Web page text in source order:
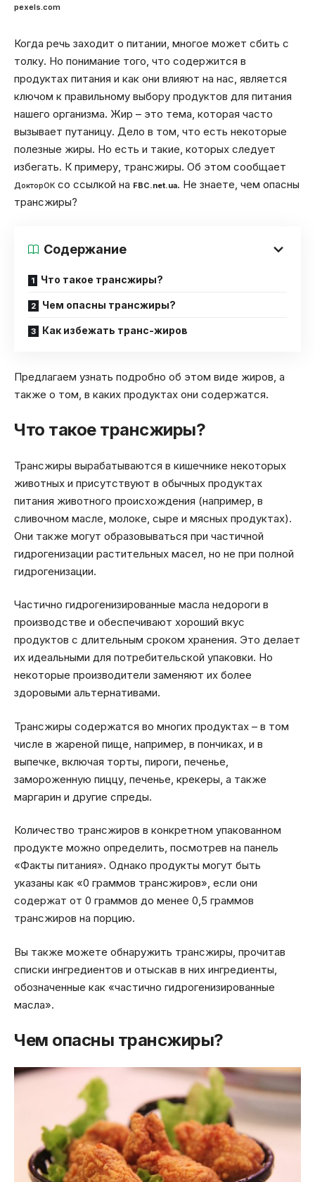
pexels.com
Когда речь заходит о питании, многое может сбить с
толку. Но понимание того, что содержится в
продуктах питания и как они влияют на нас, является
ключом к правильному выбору продуктов для питания
нашего организма. Жир – это тема, которая часто
вызывает путаницу. Дело в том, что есть некоторые
полезные жиры. Но есть и такие, которых следует
избегать. К примеру, трансжиры. Об этом сообщает
ДокторОК со ссылкой на FBC.net.ua. Не знаете, чем опасны
трансжиры?
Содержание
Что такое трансжиры?
Чем опасны трансжиры?
Как избежать транс-жиров
Предлагаем узнать подробно об этом виде жиров, а
также о том, в каких продуктах они содержатся.
Что такое трансжиры?
Трансжиры вырабатываются в кишечнике некоторых
животных и присутствуют в обычных продуктах
питания животного происхождения (например, в
сливочном масле, молоке, сыре и мясных продуктах).
Они также могут образовываться при частичной
гидрогенизации растительных масел, но не при полной
гидрогенизации.
Частично гидрогенизированные масла недороги в
производстве и обеспечивают хороший вкус
продуктов с длительным сроком хранения. Это делает
их идеальными для потребительской упаковки. Но
некоторые производители заменяют их более
здоровыми альтернативами.
Трансжиры содержатся во многих продуктах – в том
числе в жареной пище, например, в пончиках, и в
выпечке, включая торты, пироги, печенье,
замороженную пиццу, печенье, крекеры, а также
маргарин и другие спреды.
Количество трансжиров в конкретном упакованном
продукте можно определить, посмотрев на панель
«Факты питания». Однако продукты могут быть
указаны как «0 граммов трансжиров», если они
содержат от 0 граммов до менее 0,5 граммов
трансжиров на порцию.
Вы также можете обнаружить трансжиры, прочитав
списки ингредиентов и отыскав в них ингредиенты,
обозначенные как «частично гидрогенизированные
масла».
Чем опасны трансжиры?